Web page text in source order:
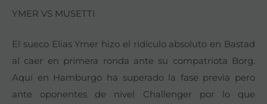
YMER VS MUSETTI
El sueco Elias Ymer hizo el ridículo absoluto en Bastad
al caer en primera ronda ante su compatriota Borg.
Aquí en Hamburgo ha superado la fase previa pero
ante oponentes de nivel Challenger por lo que